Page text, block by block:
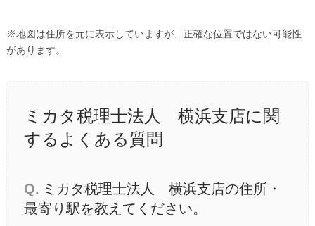
※地図は住所を元に表示していますが、正確な位置ではない可能性
があります。
ミカタ税理士法人 横浜支店に関
するよくある質問
Q. ミカタ税理士法人 横浜支店の住所・
最寄り駅を教えてください。